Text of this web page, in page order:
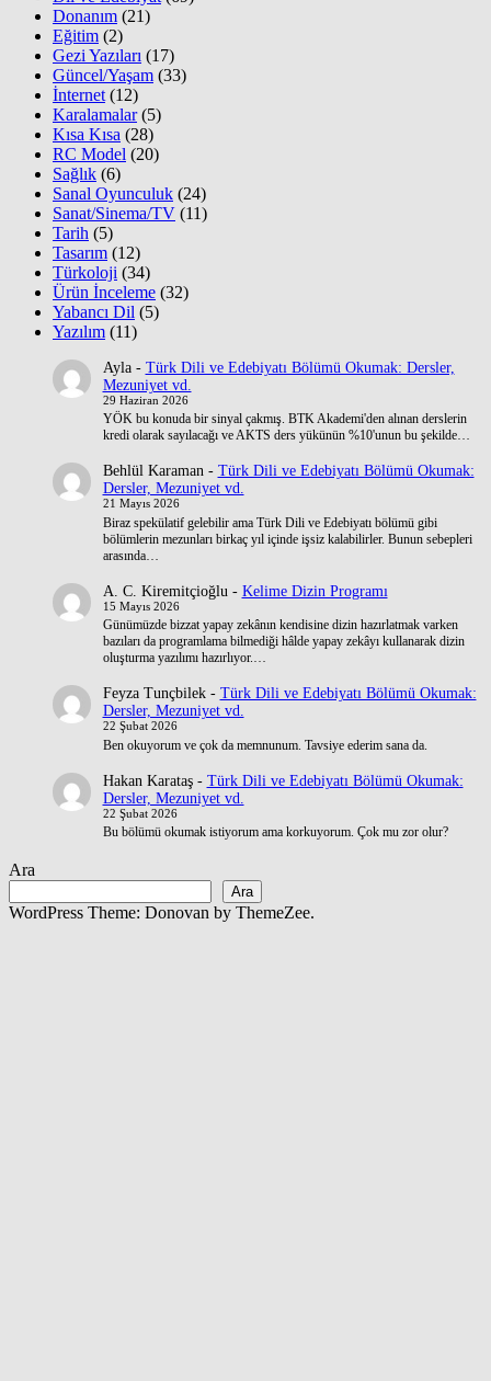
Donanım (21)
Eğitim (2)
Gezi Yazıları (17)
Güncel/Yaşam (33)
İnternet (12)
Karalamalar(5)
Kısa Kısa (28)
RC Model (20)
Sağlık (6)
Sanal Oyunculuk (24)
Sanat/Sinema/TV (11)
Tarih (5)
Tasarım (12)
Türkoloji (34)
Ürün İnceleme (32)
Yabancı Dil (5)
Yazılım (11)
Ayla- Türk Dili ve Edebiyatı Bölümü Okumak: Dersler,
Mezuniyet vd.
29 Haziran 2026
YÖK bu konuda bir sinyal çakmış. BTK Akademi'den alınan derslerin
kredi olarak sayılacağı ve AKTS ders yükünün %10'unun bu şekilde…
Behlül Karaman- Türk Dili ve Edebiyatı Bölümü Okumak:
Dersler, Mezuniyet vd.
21 Mayıs 2026
Biraz spekülatif gelebilir ama Türk Dili ve Edebiyatı bölümü gibi
bölümlerin mezunları birkaç yıl içinde işsiz kalabilirler. Bunun sebepleri
arasında…
A. C. Kiremitçioğlu - Kelime Dizin Programı
15 Mayıs 2026
Günümüzde bizzat yapay zekânın kendisine dizin hazırlatmak varken
bazıları da programlama bilmediği hâlde yapay zekâyı kullanarak dizin
oluşturma yazılımı hazırlıyor.…
Feyza Tunçbilek- Türk Dili ve Edebiyatı Bölümü Okumak:
Dersler, Mezuniyet vd.
22 Şubat 2026
Ben okuyorum ve çok da memnunum. Tavsiye ederim sana da.
Hakan Karataş- Türk Dili ve Edebiyatı Bölümü Okumak:
Dersler, Mezuniyet vd.
22 Şubat 2026
Bu bölümü okumak istiyorum ama korkuyorum. Çok mu zor olur?
Ara
Ara
WordPress Theme: Donovan by ThemeZee.